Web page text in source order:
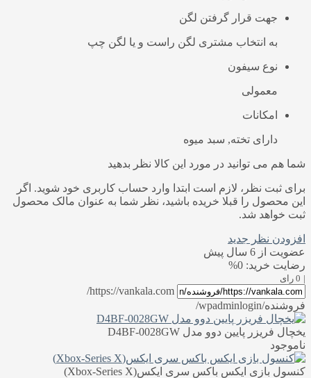
جهت قرار گرفتن لگن
به انتخاب مشتری لگن راست و یا لگن چپ
نوع سیفون
معمولی
امکانات
دارای تخته, سبد میوه
شما هم می توانید در مورد این کالا نظر بدهید
برای ثبت نظر، لازم است ابتدا وارد حساب کاربری خود شوید. اگر
این محصول را قبلا خریده باشید، نظر شما به عنوان مالک محصول
ثبت خواهد شد.
افزودن نظر جدید
عضویت از 6 سال پیش
رضایت خرید: 0%
| 0 رای
https://vankala.com/
فروشنده/wpadminlogin/
یخچال فریزر پایین دوو مدل D4BF-0028GW
ناموجود
کنسول بازی ایکس باکس سری ایکس(Xbox-Series X)